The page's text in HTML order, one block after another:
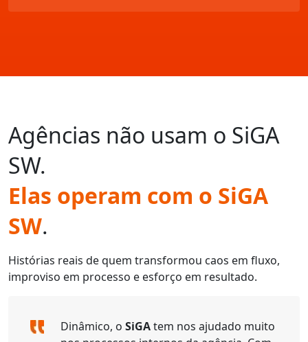
Agências não usam o SiGA
SW.
Elas operam com o SiGA
SW.
O que as agências dizem sobre o SIGA
Histórias reais de quem transformou caos em fluxo,
improviso em processo e esforço em resultado.
Dinâmico, o SiGAtem nos ajudado muito